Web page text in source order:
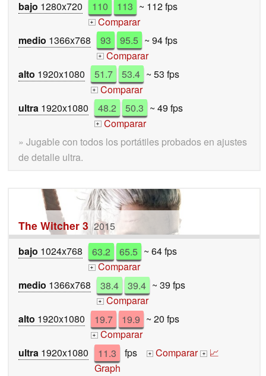
bajo 1280x720 110 113 ~ 112 fps
+ Comparar
medio 1366x768 93 95.5 ~ 94 fps
+ Comparar
alto 1920x1080 51.7 53.4 ~ 53 fps
+ Comparar
ultra 1920x1080 48.2 50.3 ~ 49 fps
+ Comparar
» Jugable con todos los portátiles probados en ajustes
de detalle ultra.
The Witcher 3 2015
bajo 1024x768 63.2 65.5 ~ 64 fps
+ Comparar
medio 1366x768 38.4 39.4 ~ 39 fps
+ Comparar
alto 1920x1080 19.7 19.9 ~ 20 fps
+ Comparar
ultra 1920x1080 11.3 fps + Comparar + 📈
Graph